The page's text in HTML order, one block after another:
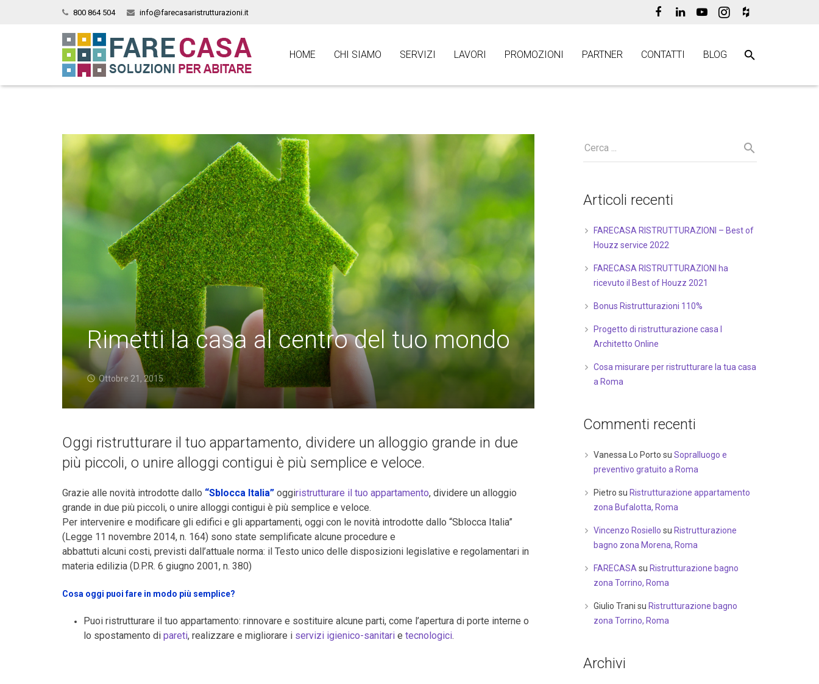
800 864 504 info@farecasaristrutturazioni.it
HOME CHI SIAMO SERVIZI LAVORI PROMOZIONI PARTNER CONTATTI BLOG
Rimetti la casa al centro del tuo mondo
Ottobre 21, 2015
Oggi ristrutturare il tuo appartamento, dividere un alloggio grande in due
più piccoli, o unire alloggi contigui è più semplice e veloce.
Grazie alle novità introdotte dallo “Sblocca Italia” oggiristrutturare il tuo appartamento, dividere un alloggio
grande in due più piccoli, o unire alloggi contigui è più semplice e veloce.
Per intervenire e modificare gli edifici e gli appartamenti, oggi con le novità introdotte dallo “Sblocca Italia”
(Legge 11 novembre 2014, n. 164) sono state semplificate alcune procedure e
abbattuti alcuni costi, previsti dall’attuale norma: il Testo unico delle disposizioni legislative e regolamentari in
materia edilizia (D.P.R. 6 giugno 2001, n. 380)
Cosa oggi puoi fare in modo più semplice?
Puoi ristrutturare il tuo appartamento: rinnovare e sostituire alcune parti, come l’apertura di porte interne o
lo spostamento di pareti, realizzare e migliorare i servizi igienico-sanitari e tecnologici.
Articoli recenti
FARECASA RISTRUTTURAZIONI – Best of
Houzz service 2022
FARECASA RISTRUTTURAZIONI ha
ricevuto il Best of Houzz 2021
Bonus Ristrutturazioni 110%
Progetto di ristrutturazione casa I
Architetto Online
Cosa misurare per ristrutturare la tua casa
a Roma
Commenti recenti
Vanessa Lo Porto su Sopralluogo e
preventivo gratuito a Roma
Pietro su Ristrutturazione appartamento
zona Bufalotta, Roma
Vincenzo Rosiello su Ristrutturazione
bagno zona Morena, Roma
FARECASA su Ristrutturazione bagno
zona Torrino, Roma
Giulio Trani su Ristrutturazione bagno
zona Torrino, Roma
Archivi